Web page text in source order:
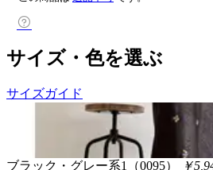
サイズ・色を選ぶ
サイズガイド
ブラック・グレー系1（0095） ￥